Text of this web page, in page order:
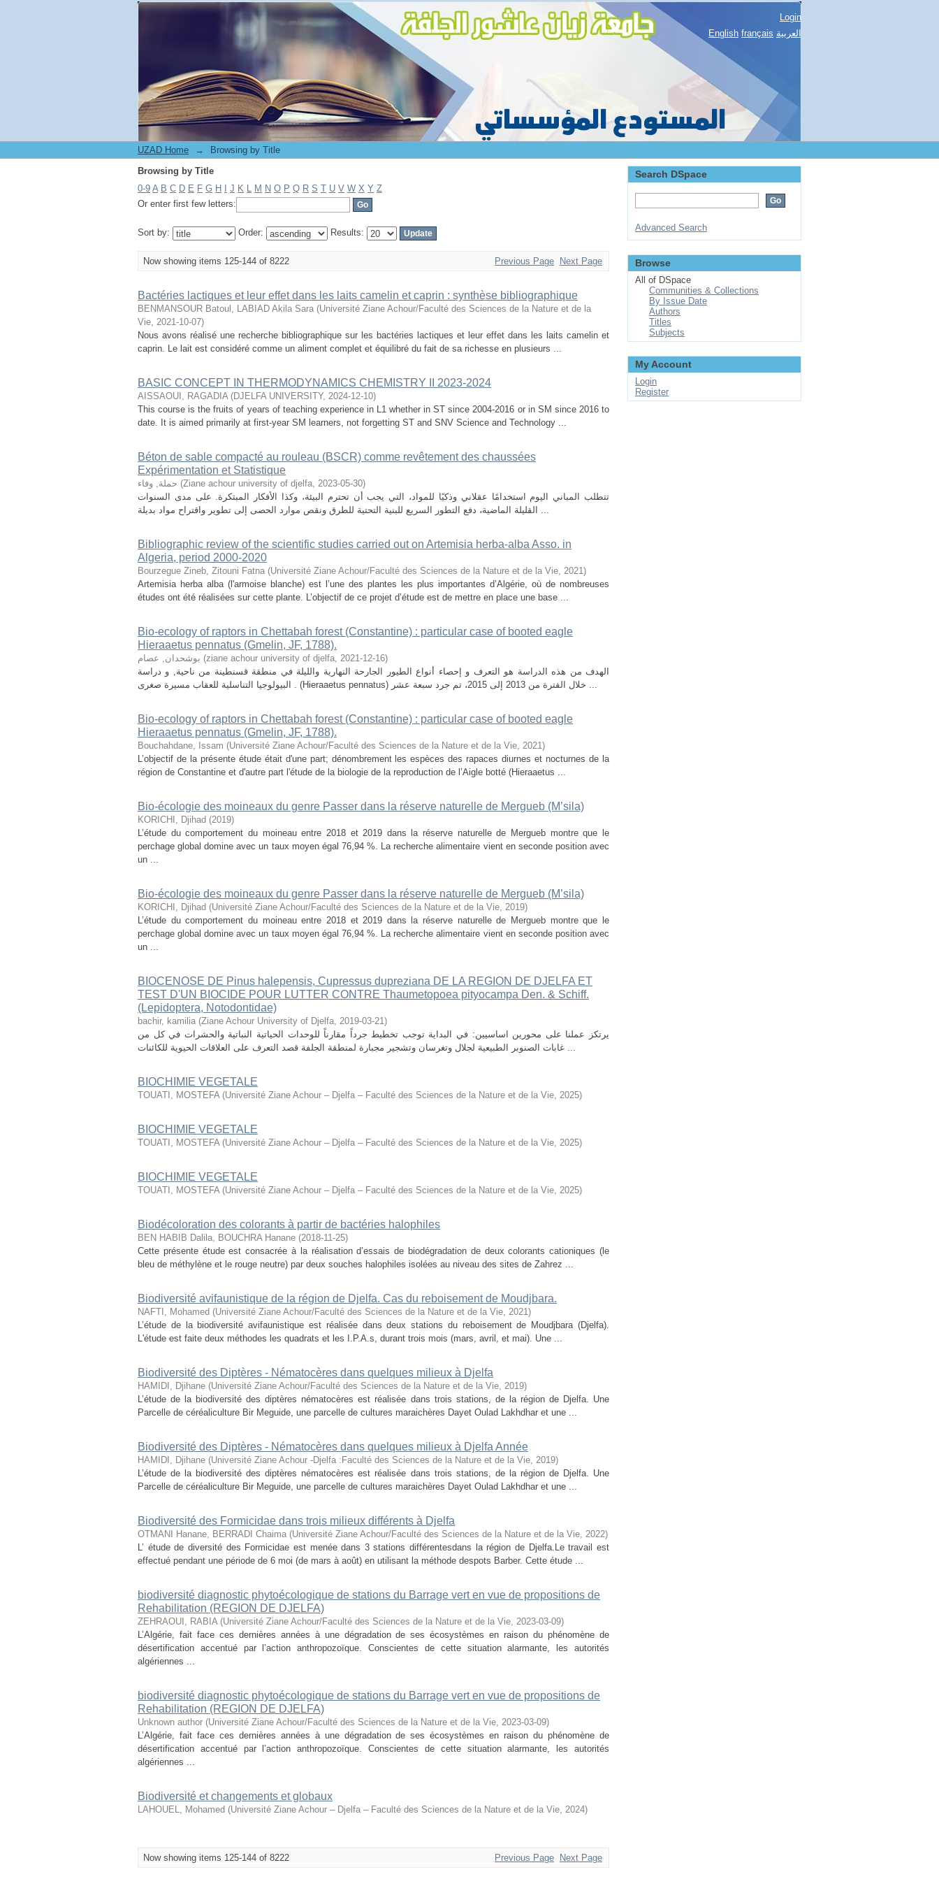
Browsing by Title
Login
English français العربية
UZAD Home →
Browsing by Title
Browsing by Title
0-9 A B C D E F G H J K L M N O P Q R S T U V W X Y Z
Or enter first few letters:
Sort by: Order: Results:
Now showing items 125-144 of 8222 Previous Page Next Page
Bactéries lactiques et leur effet dans les laits camelin et caprin : synthèse bibliographique
BENMANSOUR Batoul, LABIAD Akila Sara (Université Ziane Achour/Faculté des Sciences de la Nature et de la
Vie, 2021-10-07)
Nous avons réalisé une recherche bibliographique sur les bactéries lactiques et leur effet dans les laits camelin et
caprin. Le lait est considéré comme un aliment complet et équilibré du fait de sa richesse en plusieurs ...
BASIC CONCEPT IN THERMODYNAMICS CHEMISTRY II 2023-2024
AISSAOUI, RAGADIA (DJELFA UNIVERSITY, 2024-12-10)
This course is the fruits of years of teaching experience in L1 whether in ST since 2004-2016 or in SM since 2016 to
date. It is aimed primarily at first-year SM learners, not forgetting ST and SNV Science and Technology ...
Béton de sable compacté au rouleau (BSCR) comme revêtement des chaussées
Expérimentation et Statistique
حملة, وفاء (Ziane achour university of djelfa, 2023-05-30)
تتطلب المباني اليوم استخدامًا عقلاني وذكيًا للمواد، التي يجب أن تحترم البيئة، وكذا الأفكار المبتكرة. على مدى السنوات
القليلة الماضية، دفع التطور السريع للبنية التحتية للطرق ونقص موارد الحصى إلى تطوير واقتراح مواد بديلة ...
Bibliographic review of the scientific studies carried out on Artemisia herba-alba Asso. in
Algeria, period 2000-2020
Bourzegue Zineb, Zitouni Fatna (Université Ziane Achour/Faculté des Sciences de la Nature et de la Vie, 2021)
Artemisia herba alba (l'armoise blanche) est l’une des plantes les plus importantes d’Algérie, où de nombreuses
études ont été réalisées sur cette plante. L’objectif de ce projet d’étude est de mettre en place une base ...
Bio-ecology of raptors in Chettabah forest (Constantine) : particular case of booted eagle
Hieraaetus pennatus (Gmelin, JF, 1788).
بوشحدان, عصام (ziane achour university of djelfa, 2021-12-16)
الهدف من هذه الدراسة هو التعرف و إحصاء أنواع الطيور الجارحة النهارية والليلة في منطقة قسنطينة من ناحية, و دراسة
البيولوجيا التناسلية للعقاب مسيرة صغرى . (Hieraaetus pennatus) خلال الفترة من 2013 إلى 2015، تم جرد سبعة عشر ...
Bio-ecology of raptors in Chettabah forest (Constantine) : particular case of booted eagle
Hieraaetus pennatus (Gmelin, JF, 1788).
Bouchahdane, Issam (Université Ziane Achour/Faculté des Sciences de la Nature et de la Vie, 2021)
L’objectif de la présente étude était d'une part; dénombrement les espèces des rapaces diurnes et nocturnes de la
région de Constantine et d'autre part l'étude de la biologie de la reproduction de l’Aigle botté (Hieraaetus ...
Bio-écologie des moineaux du genre Passer dans la réserve naturelle de Mergueb (M’sila)
KORICHI, Djihad (2019)
L’étude du comportement du moineau entre 2018 et 2019 dans la réserve naturelle de Mergueb montre que le
perchage global domine avec un taux moyen égal 76,94 %. La recherche alimentaire vient en seconde position avec
un ...
Bio-écologie des moineaux du genre Passer dans la réserve naturelle de Mergueb (M’sila)
KORICHI, Djihad (Université Ziane Achour/Faculté des Sciences de la Nature et de la Vie, 2019)
L’étude du comportement du moineau entre 2018 et 2019 dans la réserve naturelle de Mergueb montre que le
perchage global domine avec un taux moyen égal 76,94 %. La recherche alimentaire vient en seconde position avec
un ...
BIOCENOSE DE Pinus halepensis, Cupressus dupreziana DE LA REGION DE DJELFA ET
TEST D'UN BIOCIDE POUR LUTTER CONTRE Thaumetopoea pityocampa Den. & Schiff.
(Lepidoptera, Notodontidae)
bachir, kamilia (Ziane Achour University of Djelfa, 2019-03-21)
يرتكز عملنا على محورين اساسيين: في البداية توجب تخطيط جرداً مقارناً للوحدات الحياتية النباتية والحشرات في كل من
غابات الصنوبر الطبيعية لجلال وتغرسان وتشجير مجبارة لمنطقة الجلفة قصد التعرف على العلاقات الحيوية للكائنات ...
BIOCHIMIE VEGETALE
TOUATI, MOSTEFA (Université Ziane Achour – Djelfa – Faculté des Sciences de la Nature et de la Vie, 2025)
BIOCHIMIE VEGETALE
TOUATI, MOSTEFA (Université Ziane Achour – Djelfa – Faculté des Sciences de la Nature et de la Vie, 2025)
BIOCHIMIE VEGETALE
TOUATI, MOSTEFA (Université Ziane Achour – Djelfa – Faculté des Sciences de la Nature et de la Vie, 2025)
Biodécoloration des colorants à partir de bactéries halophiles
BEN HABIB Dalila, BOUCHRA Hanane (2018-11-25)
Cette présente étude est consacrée à la réalisation d’essais de biodégradation de deux colorants cationiques (le
bleu de méthylène et le rouge neutre) par deux souches halophiles isolées au niveau des sites de Zahrez ...
Biodiversité avifaunistique de la région de Djelfa. Cas du reboisement de Moudjbara.
NAFTI, Mohamed (Université Ziane Achour/Faculté des Sciences de la Nature et de la Vie, 2021)
L’étude de la biodiversité avifaunistique est réalisée dans deux stations du reboisement de Moudjbara (Djelfa).
L'étude est faite deux méthodes les quadrats et les I.P.A.s, durant trois mois (mars, avril, et mai). Une ...
Biodiversité des Diptères - Nématocères dans quelques milieux à Djelfa
HAMIDI, Djihane (Université Ziane Achour/Faculté des Sciences de la Nature et de la Vie, 2019)
L’étude de la biodiversité des diptères nématocères est réalisée dans trois stations, de la région de Djelfa. Une
Parcelle de céréaliculture Bir Meguide, une parcelle de cultures maraichères Dayet Oulad Lakhdhar et une ...
Biodiversité des Diptères - Nématocères dans quelques milieux à Djelfa Année
HAMIDI, Djihane (Université Ziane Achour -Djelfa :Faculté des Sciences de la Nature et de la Vie, 2019)
L’étude de la biodiversité des diptères nématocères est réalisée dans trois stations, de la région de Djelfa. Une
Parcelle de céréaliculture Bir Meguide, une parcelle de cultures maraichères Dayet Oulad Lakhdhar et une ...
Biodiversité des Formicidae dans trois milieux différents à Djelfa
OTMANI Hanane, BERRADI Chaima (Université Ziane Achour/Faculté des Sciences de la Nature et de la Vie, 2022)
L’ étude de diversité des Formicidae est menée dans 3 stations différentesdans la région de Djelfa.Le travail est
effectué pendant une période de 6 moi (de mars à août) en utilisant la méthode despots Barber. Cette étude ...
biodiversité diagnostic phytoécologique de stations du Barrage vert en vue de propositions de
Rehabilitation (REGION DE DJELFA)
ZEHRAOUI, RABIA (Université Ziane Achour/Faculté des Sciences de la Nature et de la Vie, 2023-03-09)
L’Algérie, fait face ces dernières années à une dégradation de ses écosystèmes en raison du phénomène de
désertification accentué par l’action anthropozoïque. Conscientes de cette situation alarmante, les autorités
algériennes ...
biodiversité diagnostic phytoécologique de stations du Barrage vert en vue de propositions de
Rehabilitation (REGION DE DJELFA)
Unknown author (Université Ziane Achour/Faculté des Sciences de la Nature et de la Vie, 2023-03-09)
L’Algérie, fait face ces dernières années à une dégradation de ses écosystèmes en raison du phénomène de
désertification accentué par l’action anthropozoïque. Conscientes de cette situation alarmante, les autorités
algériennes ...
Biodiversité et changements et globaux
LAHOUEL, Mohamed (Université Ziane Achour – Djelfa – Faculté des Sciences de la Nature et de la Vie, 2024)
Now showing items 125-144 of 8222 Previous Page Next Page
Search DSpace
Advanced Search
Browse
All of DSpace
Communities & Collections
By Issue Date
Authors
Titles
Subjects
My Account
Login
Register